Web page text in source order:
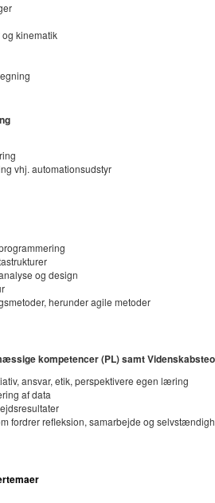
kinematik
vhj. automationsudstyr
og design
herunder agile metoder
kompetencer (PL) samt
ansvar, etik, perspektivere egen læring
af data
fordrer refleksion, samarbejde og